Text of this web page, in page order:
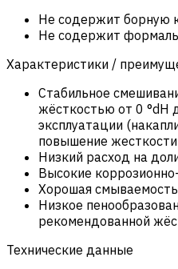
Не содержит борную
Не содержит
Характеристики /
Стабильное
жёсткостью от 0 °dH
эксплуатации
повышение
Низкий расход на
Высокие
Хорошая
Низкое
рекомендованной
Технические данные